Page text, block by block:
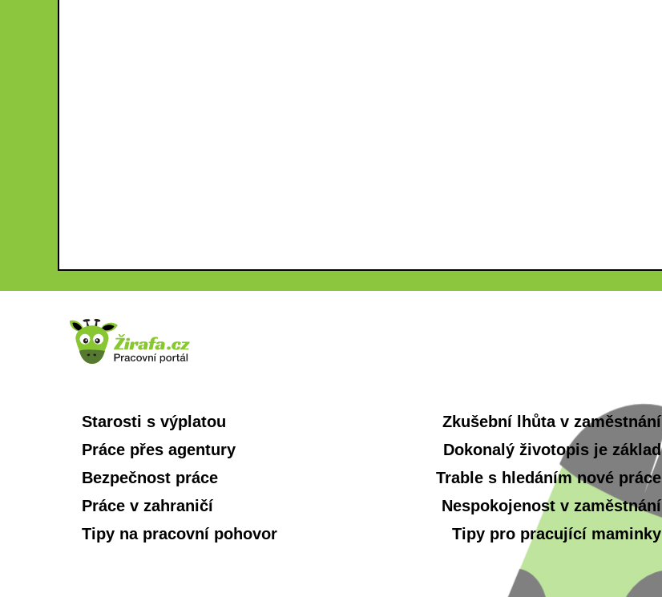
Starosti s výplatou
Práce přes agentury
Bezpečnost práce
Práce v zahraničí
Tipy na pracovní pohovor
Zkušební lhůta v zaměstnání
Dokonalý životopis je základ
Trable s hledáním nové práce
Nespokojenost v zaměstnání
Tipy pro pracující maminky